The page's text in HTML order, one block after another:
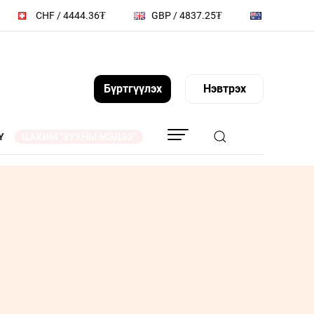
CHF / 4444.36₮ GBP / 4837.25₮ BGN / 2158.52₮
Бүртгүүлэх Нэвтрэх